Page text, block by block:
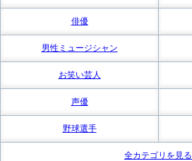
俳優
男性ミュージシャン
お笑い芸人
声優
野球選手
全カテゴリを見る